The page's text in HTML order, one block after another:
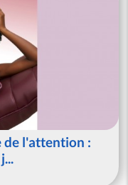
de l'attention :